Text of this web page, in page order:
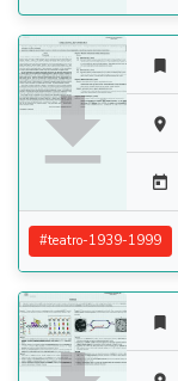




#teatro-1939-1999
